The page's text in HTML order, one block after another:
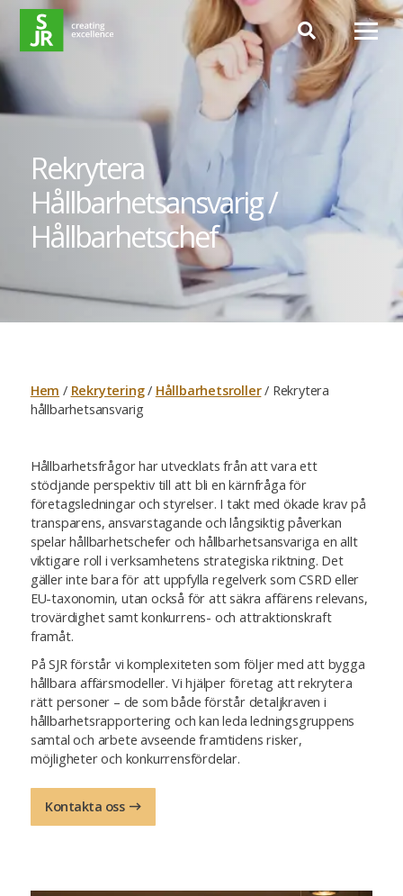
Hoppa till innehåll
Rekrytera
Hållbarhetsansvarig /
Hållbarhetschef
Hem / Rekrytering/ Hållbarhetsroller/ Rekrytera
hållbarhetsansvarig
Hållbarhetsfrågor har utvecklats från att vara ett
stödjande perspektiv till att bli en kärnfråga för
företagsledningar och styrelser. I takt med ökade krav på
transparens, ansvarstagande och långsiktig påverkan
spelar hållbarhetschefer och hållbarhetsansvariga en allt
viktigare roll i verksamhetens strategiska riktning. Det
gäller inte bara för att uppfylla regelverk som CSRD eller
EU-taxonomin, utan också för att säkra affärens relevans,
trovärdighet samt konkurrens- och attraktionskraft
framåt.
På SJR förstår vi komplexiteten som följer med att bygga
hållbara affärsmodeller. Vi hjälper företag att rekrytera
rätt personer – de som både förstår detaljkraven i
hållbarhetsrapportering och kan leda ledningsgruppens
samtal och arbete avseende framtidens risker,
möjligheter och konkurrensfördelar.
Kontakta oss